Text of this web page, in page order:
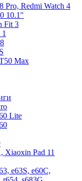
Pro, Redmi Watch 4
10.1"
Fit 3
Max
Lite
Xiaoxin Pad 11
e63S, e60C,